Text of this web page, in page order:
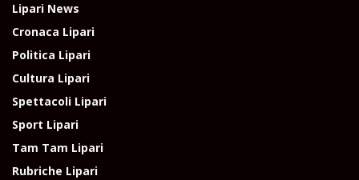
Lipari News
Cronaca Lipari
Politica Lipari
Cultura Lipari
Spettacoli Lipari
Sport Lipari
Tam Tam Lipari
Rubriche Lipari